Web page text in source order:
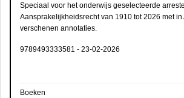
Speciaal voor het onderwijs geselecteerde
Aansprakelijkheidsrecht van 1910 tot 2026 met in
verschenen annotaties.
9789493333581 - 23-02-2026
Boeken